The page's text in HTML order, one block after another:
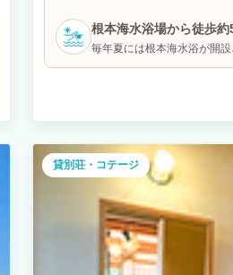
根本海水浴場から徒歩約
毎年夏には根本海水浴が開
貸別荘・コテージ